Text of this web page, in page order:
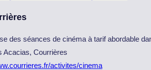
des séances de cinéma à tarif abordable
Acacias, Courrières
activites/cinema